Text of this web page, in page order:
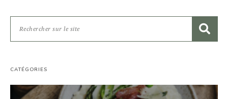
CATÉGORIES